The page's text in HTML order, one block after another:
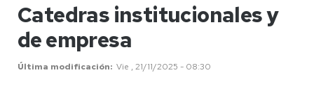
Catedras institucionales y
de empresa
Última modificación Vie , 21/11/2025 - 08:30